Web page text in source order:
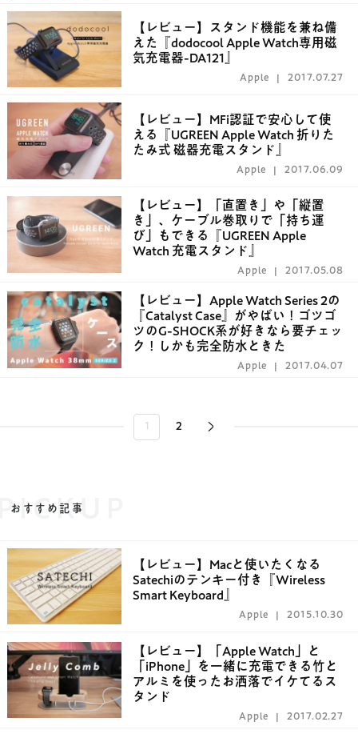
【レビュー】スタンド機能を兼ね備
えた『dodocool Apple Watch専用磁
気充電器-DA121』
Apple 2017.07.27
【レビュー】MFi認証で安心して使
える『UGREEN Apple Watch 折りた
たみ式 磁器充電スタンド』
Apple 2017.06.09
【レビュー】「直置き」や「縦置
き」、ケーブル巻取りで「持ち運
び」もできる『UGREEN Apple
Watch 充電スタンド』
Apple 2017.05.08
【レビュー】Apple Watch Series 2の
『Catalyst Case』がやばい！ゴツゴ
ツのG-SHOCK系が好きなら要チェッ
ク！しかも完全防水ときた
Apple 2017.04.07
1 2
おすすめ記事
【レビュー】Macと使いたくなる
Satechiのテンキー付き『Wireless
Smart Keyboard』
Apple 2015.10.30
【レビュー】「Apple Watch」と
「iPhone」を一緒に充電できる竹と
アルミを使ったお洒落でイケてるス
タンド
Apple 2017.02.27